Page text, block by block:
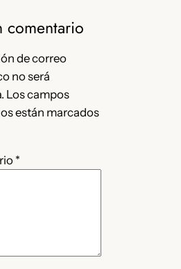
comentario
de correo
no será
Los campos
están marcados
*